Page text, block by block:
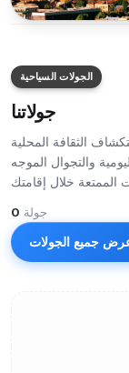
الجولات السياحية
جولاتنا
الثقافة المحلية
والتجوال الموجه
0 جولة
جميع الجولات